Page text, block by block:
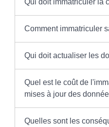
Comment immatriculer
Qui doit actualiser les
Quel est le coût de
mises à jour des
Quelles sont les